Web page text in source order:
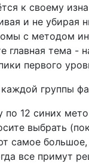
к своему
и не убирая
с методом
главная тема
первого
группы
по 12 синих
выбрать
самое
все примут